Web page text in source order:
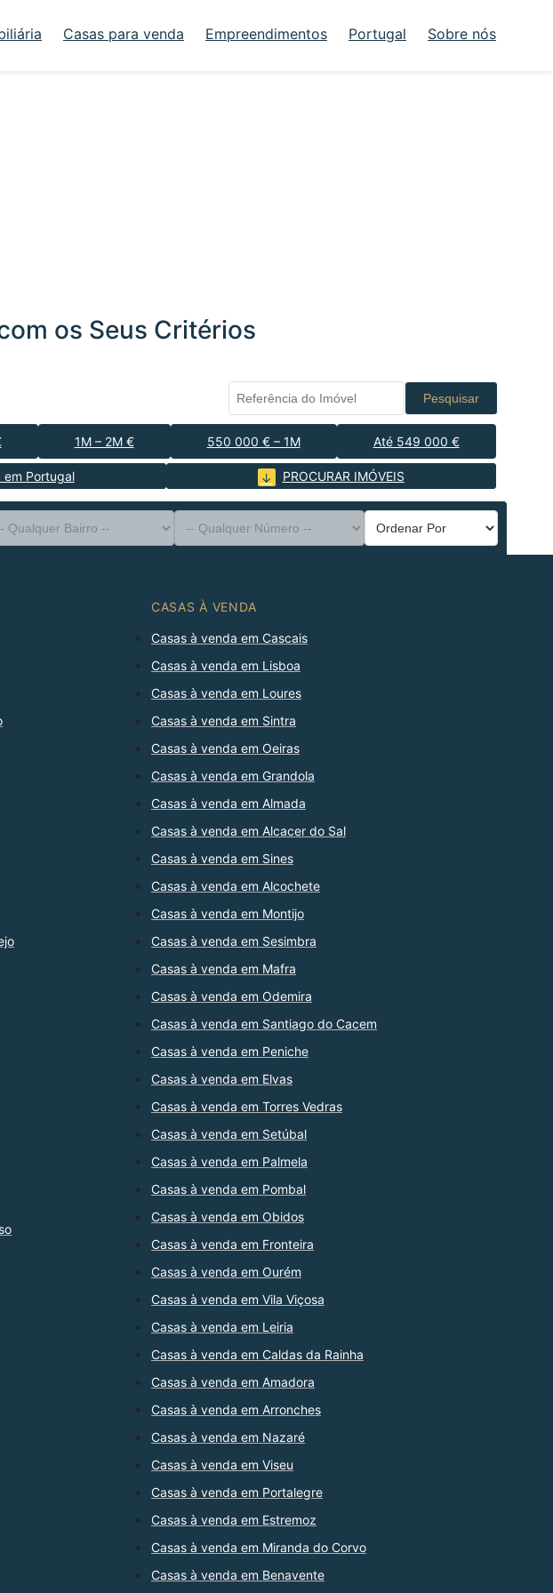
Casas para venda Empreendimentos Portugal Sobre nós
os Seus Critérios
Pesquisar
1M – 2M € 550 000 € – 1M Até 549 000 €
em Portugal PROCURAR IMÓVEIS
de Imóvel --
--
Bairro --
Número --
Por
CASAS À VENDA
Casas à venda em Cascais
Casas à venda em Lisboa
Casas à venda em Loures
Casas à venda em Sintra
Casas à venda em Oeiras
Casas à venda em Grandola
Casas à venda em Almada
Casas à venda em Alcacer do Sal
Casas à venda em Sines
Casas à venda em Alcochete
Casas à venda em Montijo
Casas à venda em Sesimbra
Casas à venda em Mafra
Casas à venda em Odemira
Casas à venda em Santiago do Cacem
Casas à venda em Peniche
Casas à venda em Elvas
Casas à venda em Torres Vedras
Casas à venda em Setúbal
Casas à venda em Palmela
Casas à venda em Pombal
Casas à venda em Obidos
Casas à venda em Fronteira
Casas à venda em Ourém
Casas à venda em Vila Viçosa
Casas à venda em Leiria
Casas à venda em Caldas da Rainha
Casas à venda em Amadora
Casas à venda em Arronches
Casas à venda em Nazaré
Casas à venda em Viseu
Casas à venda em Portalegre
Casas à venda em Estremoz
Casas à venda em Miranda do Corvo
Casas à venda em Benavente